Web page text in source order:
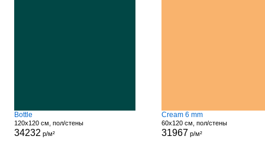
Bottle
120x120 см, пол/стены
34232 р/м²
Cream 6 mm
60x120 см, пол/стены
31967 р/м²